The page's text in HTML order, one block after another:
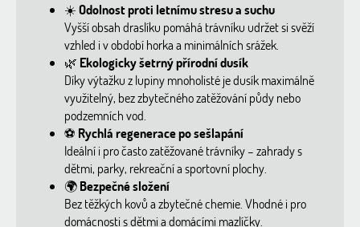
☀️Odolnost proti letnímu stresu a suchu
Vyšší obsah draslíku pomáhá trávníku udržet si svěží
vzhled i v období horka a minimálních srážek.
🌿 Ekologicky šetrný přírodní dusík
Díky výtažku z lupiny mnoholisté je dusík maximálně
využitelný, bez zbytečného zatěžování půdy nebo
podzemních vod.
⚽ Rychlá regenerace po sešlapání
Ideální i pro často zatěžované trávníky – zahrady s
dětmi, parky, rekreační a sportovní plochy.
🌍Bezpečné složení
Bez těžkých kovů a zbytečné chemie. Vhodné i pro
domácnosti s dětmi a domácími mazlíčky.